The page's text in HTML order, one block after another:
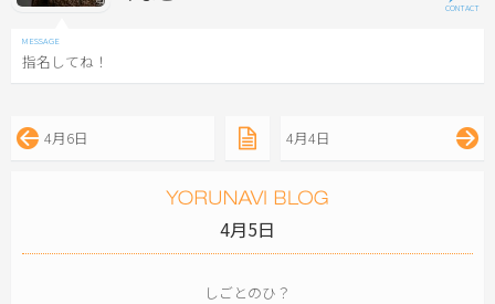
指名してね！
4月6日 4月4日
4月5日
しごとのひ？